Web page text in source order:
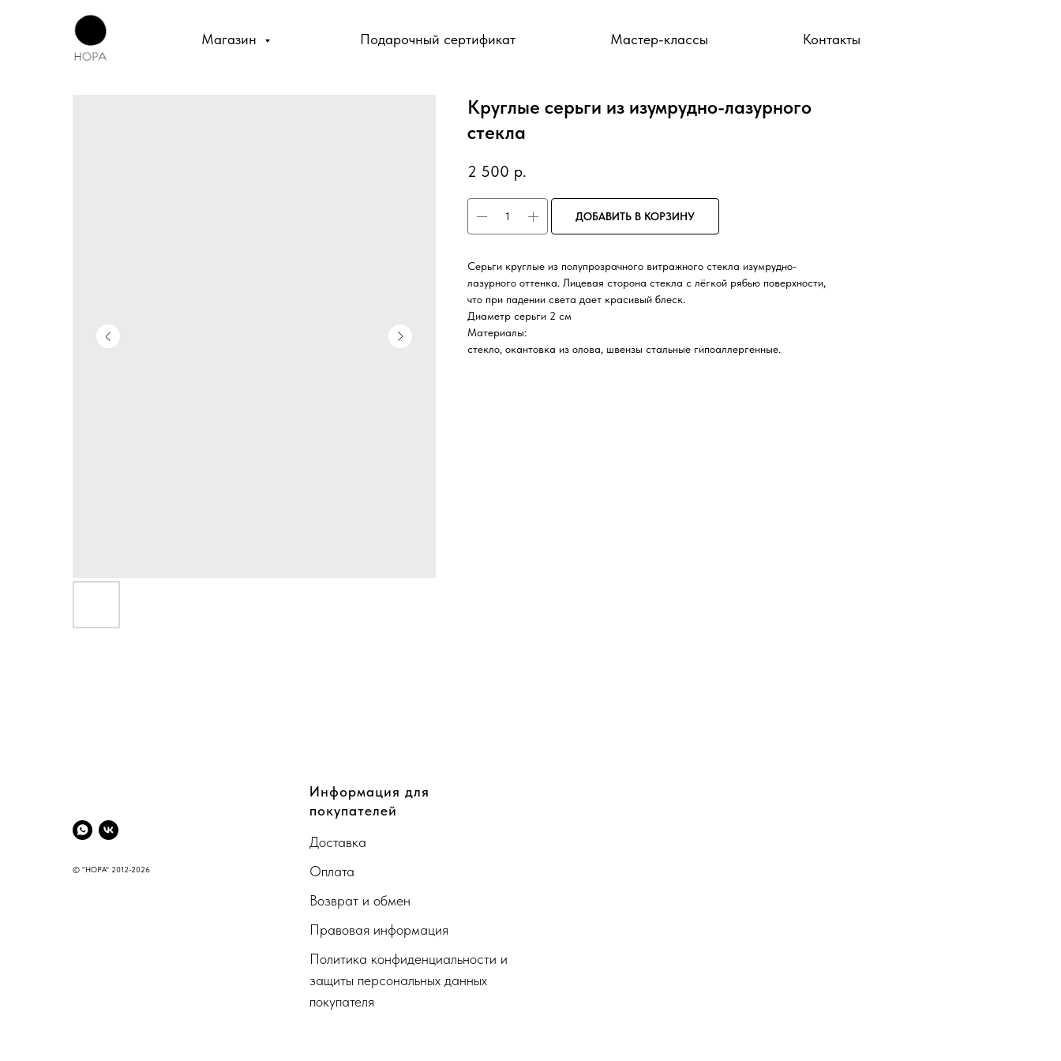
Магазин Подарочный сертификат Мастер-классы Контакты
Круглые серьги из изумрудно-лазурного
стекла
2 500 р.
ДОБАВИТЬ В КОРЗИНУ
Серьги круглые из полупрозрачного витражного стекла изумрудно-
лазурного оттенка. Лицевая сторона стекла с лёгкой рябью поверхности,
что при падении света дает красивый блеск.
Диаметр серьги 2 см
Материалы:
стекло, окантовка из олова, швензы стальные гипоаллергенные.
© "НОРА" 2012-2026
Информация для
покупателей
Доставка
Оплата
Возврат и обмен
Правовая информация
Политика конфиденциальности и
защиты персональных данных
покупателя